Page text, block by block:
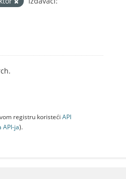
registru koristeći API
API-jа).